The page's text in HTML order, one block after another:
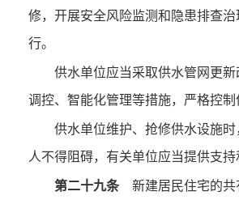
修，开展安全风险监测和隐患排查
行。
供水单位应当采取供水管网更
调控、智能化管理等措施，严格控制
供水单位维护、抢修供水设施
人不得阻碍，有关单位应当提供支持
第二十九条新建居民住宅的共